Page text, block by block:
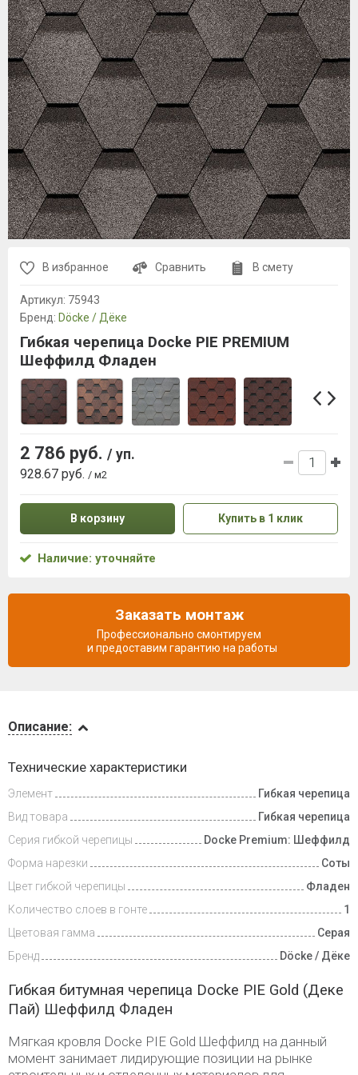
Доставка
и оплата
Описание:
Технические характеристики
Элемент
Гибкая черепица
Вид товара
Гибкая черепица
Серия гибкой черепицы
Docke Premium: Шеффилд
Форма нарезки
Соты
Цвет гибкой черепицы
Фладен
Количество слоев в гонте
1
Цветовая гамма
Серая
Бренд
Döcke / Дёке
Гибкая битумная черепица Docke PIE Gold (Деке
Пай) Шеффилд Фладен
Мягкая кровля Docke PIE Gold Шеффилд на данный
момент занимает лидирующие позиции на рынке
В избранное Сравнить В смету
Артикул: 75943
Бренд: Döcke / Дёке
Гибкая черепица Docke PIE PREMIUM
Шеффилд Фладен
2 786 руб. / уп.
928.67 руб. / м2
В корзину Купить в 1 клик
Наличие: уточняйте
Заказать монтаж
Профессионально смонтируем
и предоставим гарантию на работы